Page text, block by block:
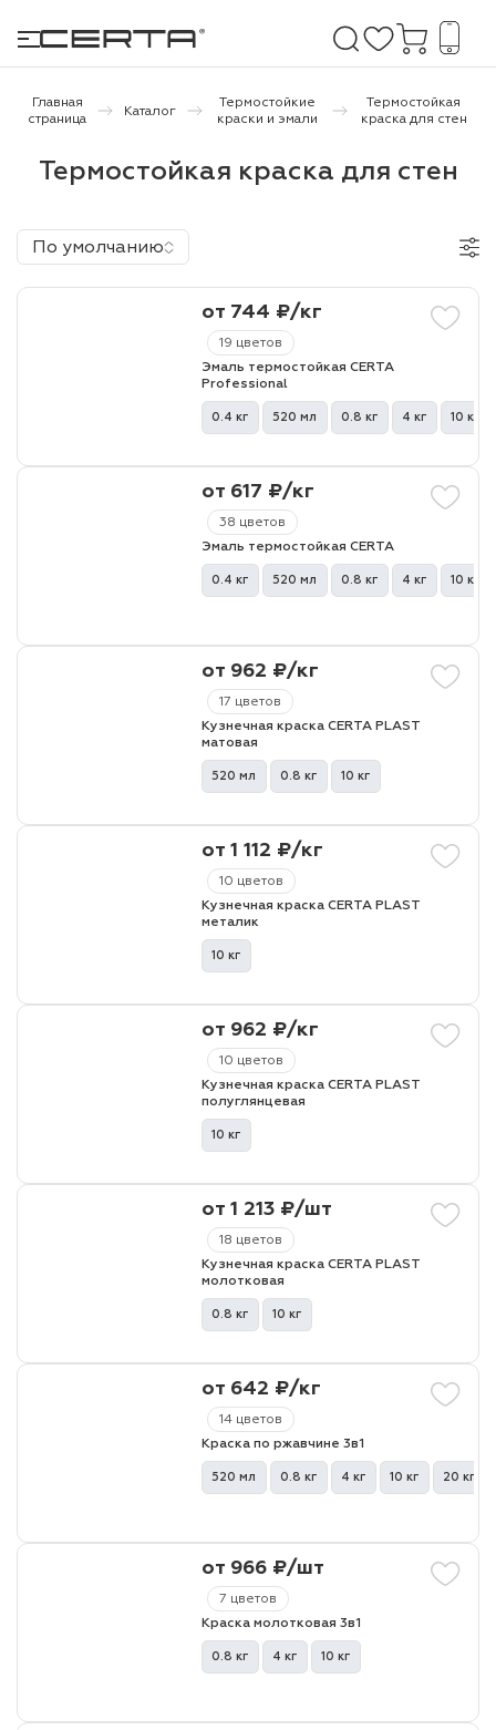
покрытия
Главная
страница
Каталог
Термостойкие
краски и эмали
Термостойкая
краска для стен
Термостойкая краска для стен
По умолчанию
19 цветов
от 744 ₽/кг
Эмаль термостойкая CERTA
Professional
0.4 кг 520 мл 0.8 кг 4 кг 10 кг
38 цветов
от 617 ₽/кг
Эмаль термостойкая CERTA
0.4 кг 520 мл 0.8 кг 4 кг 10 кг
17 цветов
от 962 ₽/кг
Кузнечная краска CERTA PLAST
матовая
520 мл 0.8 кг 10 кг
10 цветов
от 1 112 ₽/кг
Кузнечная краска CERTA PLAST
металик
10 кг
10 цветов
от 962 ₽/кг
Кузнечная краска CERTA PLAST
полуглянцевая
10 кг
18 цветов
от 1 213 ₽/шт
Кузнечная краска CERTA PLAST
молотковая
0.8 кг 10 кг
14 цветов
от 642 ₽/кг
Краска по ржавчине 3в1
520 мл 0.8 кг 4 кг 10 кг 20 кг
7 цветов
от 966 ₽/шт
Краска молотковая 3в1
0.8 кг 4 кг 10 кг